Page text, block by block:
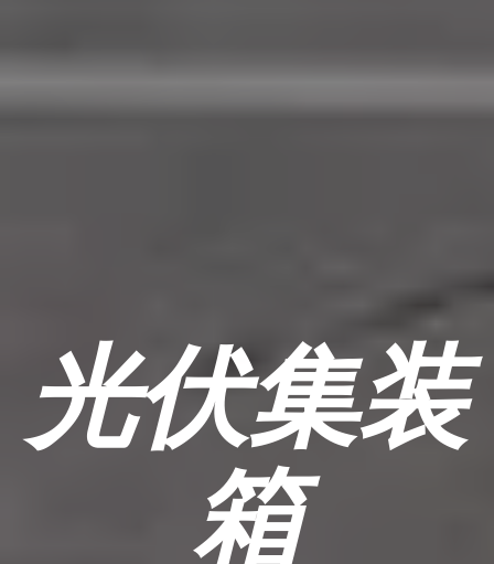
光伏集装
箱